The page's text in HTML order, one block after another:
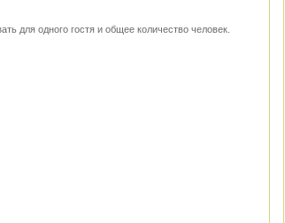
для одного гостя и общее количество человек.